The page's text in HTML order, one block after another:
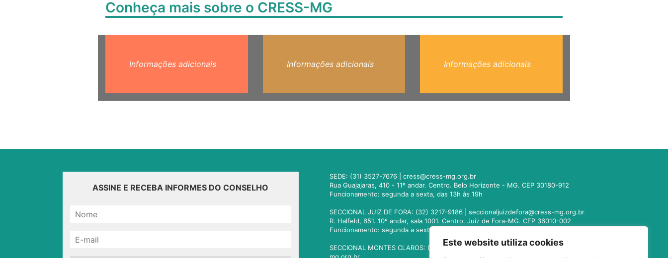
Este website utiliza cookies
Conheça mais sobre o CRESS-MG
Informações adicionais Informações adicionais Informações adicionais
ASSINE E RECEBA INFORMES DO CONSELHO
SEDE: (31) 3527-7676 |cress@cress-mg.org.br
Rua Guajajaras, 410 - 11º andar. Centro. Belo Horizonte - MG. CEP 30180-912
Funcionamento: segunda a sexta, das 13h às 19h
SECCIONAL JUIZ DE FORA: (32) 3217-9186 |seccionaljuizdefora@cress-mg.org.br
R. Halfeld, 651. 10º andar, sala 1001. Centro. Juiz de Fora-MG. CEP 36010-002
Funcionamento: segunda a sexta, das 13h às 19h
SECCIONAL MONTES CLAROS: (38) 3221-9358 |seccionalmontesclaros@cress-